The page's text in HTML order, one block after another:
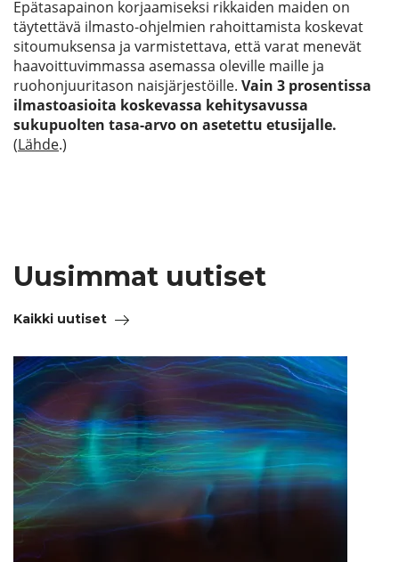
Epätasapainon korjaamiseksi rikkaiden maiden on
täytettävä ilmasto-ohjelmien rahoittamista koskevat
sitoumuksensa ja varmistettava, että varat menevät
haavoittuvimmassa asemassa oleville maille ja
ruohonjuuritason naisjärjestöille. Vain 3 prosentissa
ilmastoasioita koskevassa kehitysavussa
sukupuolten tasa-arvo on asetettu etusijalle.
(Lähde.)
Uusimmat uutiset
Kaikki uutiset